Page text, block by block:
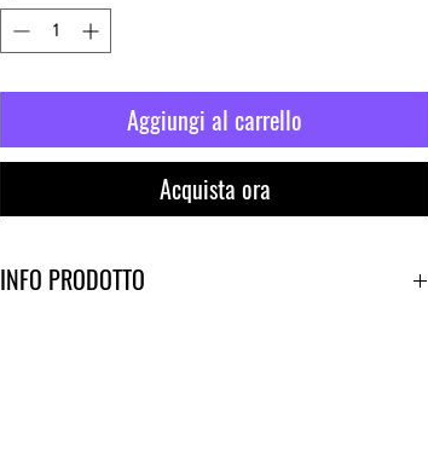
Aggiungi al carrello
Acquista ora
INFO PRODOTTO